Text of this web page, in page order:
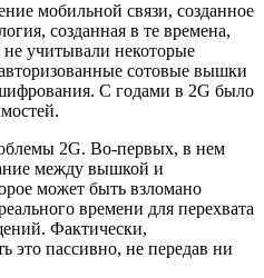
мобильной связи, созданное
созданная в те времена,
не учитывали некоторые
сотовые вышки
С годами в 2G было
2G. Во-первых, в нем
между вышкой и
может быть взломано
времени для перехвата
Фактически,
это пассивно, не передав ни